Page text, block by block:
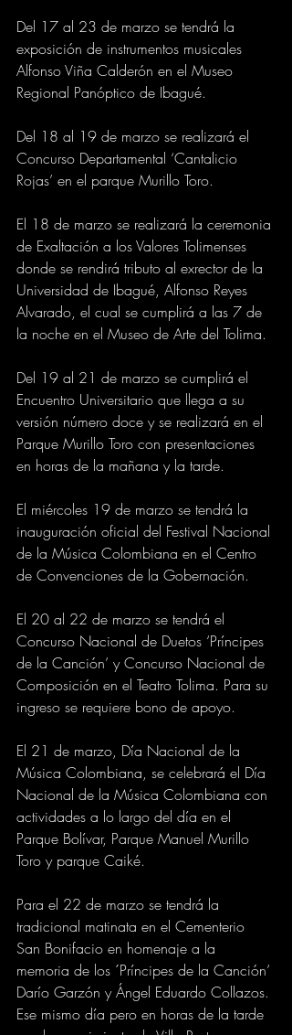
Del 17 al 23 de marzo se tendrá la
exposición de instrumentos musicales
Alfonso Viña Calderón en el Museo
Regional Panóptico de Ibagué.
Del 18 al 19 de marzo se realizará el
Concurso Departamental ‘Cantalicio
Rojas’ en el parque Murillo Toro.
El 18 de marzo se realizará la ceremonia
de Exaltación a los Valores Tolimenses
donde se rendirá tributo al exrector de la
Universidad de Ibagué, Alfonso Reyes
Alvarado, el cual se cumplirá a las 7 de
la noche en el Museo de Arte del Tolima.
Del 19 al 21 de marzo se cumplirá el
Encuentro Universitario que llega a su
versión número doce y se realizará en el
Parque Murillo Toro con presentaciones
en horas de la mañana y la tarde.
El miércoles 19 de marzo se tendrá la
inauguración oficial del Festival Nacional
de la Música Colombiana en el Centro
de Convenciones de la Gobernación.
El 20 al 22 de marzo se tendrá el
Concurso Nacional de Duetos ‘Príncipes
de la Canción’ y Concurso Nacional de
Composición en el Teatro Tolima. Para su
ingreso se requiere bono de apoyo.
El 21 de marzo, Día Nacional de la
Música Colombiana, se celebrará el Día
Nacional de la Música Colombiana con
actividades a lo largo del día en el
Parque Bolívar, Parque Manuel Murillo
Toro y parque Caiké.
Para el 22 de marzo se tendrá la
tradicional matinata en el Cementerio
San Bonifacio en homenaje a la
memoria de los ´Príncipes de la Canción’
Darío Garzón y Ángel Eduardo Collazos.
Ese mismo día pero en horas de la tarde